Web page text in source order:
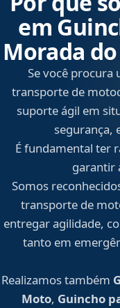
em
Morada
Se você procura
transporte de
suporte ágil em
segurança,
É fundamental ter
garantir
Somos
transporte de
entregar agilidade,
tanto em
Realizamos também
Moto, Guincho